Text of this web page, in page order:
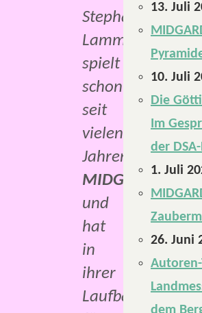
Stephanie
Lammers
spielt
schon
seit
vielen
Jahren
MIDGARD
und
hat
in
ihrer
Laufbahn
13. Juli
10. Juli
Die
Im
der
1. Juli
26. Juni
dem